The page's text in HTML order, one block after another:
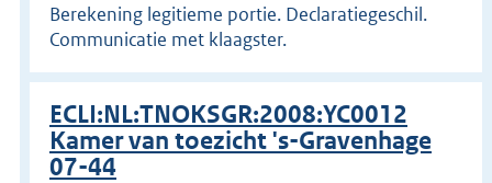
Berekening legitieme portie. Declaratiegeschil.
Communicatie met klaagster.
ECLI:NL:TNOKSGR:2008:YC0012
Kamer van toezicht 's-Gravenhage
07-44